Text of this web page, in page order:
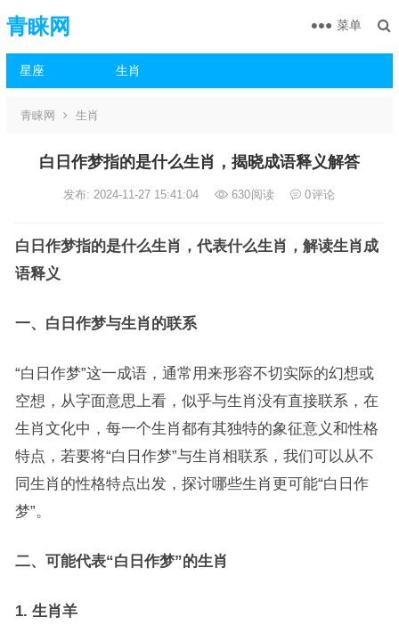
青睐网
星座 生肖
菜单
青睐网 生肖
白日作梦指的是什么生肖，揭晓成语释义解答
发布: 2024-11-27 15:41:04 630阅读 0评论
白日作梦指的是什么生肖，代表什么生肖，解读生肖成
语释义
一、白日作梦与生肖的联系
“白日作梦”这一成语，通常用来形容不切实际的幻想或
空想，从字面意思上看，似乎与生肖没有直接联系，在
生肖文化中，每一个生肖都有其独特的象征意义和性格
特点，若要将“白日作梦”与生肖相联系，我们可以从不
同生肖的性格特点出发，探讨哪些生肖更可能“白日作
梦”。
二、可能代表“白日作梦”的生肖
1. 生肖羊